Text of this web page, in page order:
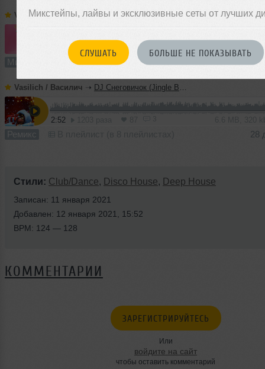
Микстейпы, лайвы и эксклюзивные сеты от лучших
СЛУШАТЬ БОЛЬШЕ НЕ ПОКАЗЫВАТЬ
Vasilich / Василич ➝2021 NewNaNeNa Vasylych Commercial Mix
89:48 1732 раза 224 206 MB, 320
Микс В плейлист (в 10 плейлистах) 01
Vasilich / Василич ➝ DJ Снеговичок (Jingle Bells cover ) JD Vasylych & Vitalzon
2:52
Ремикс 28
Стили: Club/Dance, Disco House, Deep House
Записан: 11 января 2021
Добавлен: 12 января 2021, 15:52
BPM: 124 — 128
КОММЕНТАРИИ
ЗАРЕГИСТРИРУЙТЕСЬ
Или
войдите на сайт
чтобы оставить комментарий